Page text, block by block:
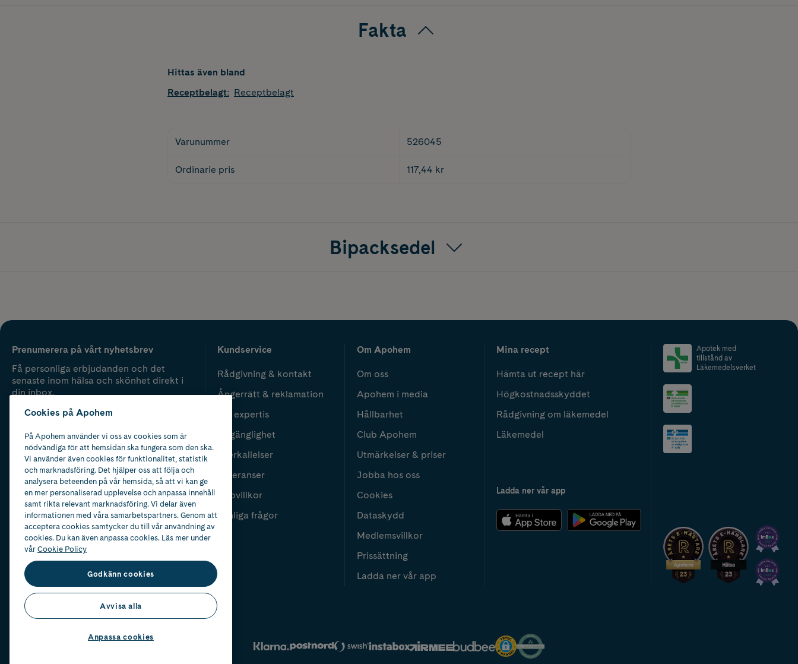
Fakta
Hittas även bland
Receptbelagt: Receptbelagt
Varunummer 526045
Ordinarie pris 117,44 kr
Bipacksedel
Prenumerera på vårt nyhetsbrev
Få personliga erbjudanden och det
senaste inom hälsa och skönhet direkt i
din inbox.
Kundservice
Rådgivning & kontakt
Ångerrätt & reklamation
Vår expertis
Tillgänglighet
Återkallelser
Leveranser
Köpvillkor
Vanliga frågor
Om Apohem
Om oss
Apohem i media
Hållbarhet
Club Apohem
Utmärkelser & priser
Jobba hos oss
Cookies
Dataskydd
Medlemsvillkor
Prissättning
Ladda ner vår app
Mina recept
Hämta ut recept här
Högkostnadsskyddet
Rådgivning om läkemedel
Läkemedel
Ladda ner vår app
Apotek med
tillstånd av
Läkemedelsverket
2024
Cookies på Apohem
På Apohem använder vi oss av cookies som är
nödvändiga för att hemsidan ska fungera som den ska.
Vi använder även cookies för funktionalitet, statistik
och marknadsföring. Det hjälper oss att följa och
analysera beteenden på vår hemsida, så att vi kan ge
en mer personaliserad upplevelse och anpassa innehåll
samt rikta relevant marknadsföring. Vi delar även
informationen med våra samarbetspartners. Genom att
acceptera cookies samtycker du till vår användning av
cookies. Du kan även anpassa cookies. Läs mer under
vårCookie Policy
Godkänn cookies
Avvisa alla
Anpassa cookies